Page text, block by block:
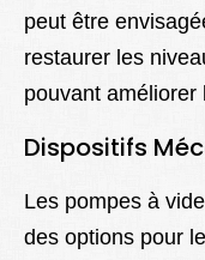
peut être
restaurer les
pouvant améliorer
Dispositifs
Les pompes à
des options pour